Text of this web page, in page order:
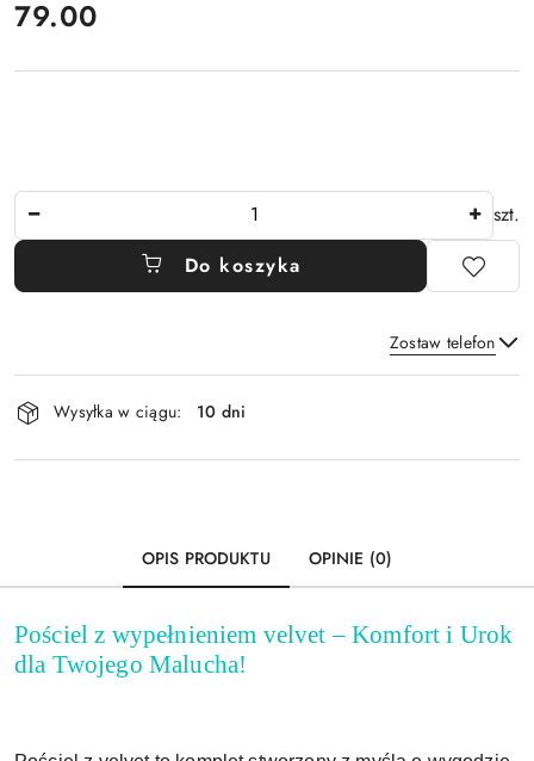
cena:
79.00
szt.
Do koszyka
Zostaw telefon
Dostępność
i
dostawa
Wysyłka w ciągu: 10 dni
OPIS PRODUKTU OPINIE (0)
Pościel z wypełnieniem velvet – Komfort i Urok
dla Twojego Malucha!